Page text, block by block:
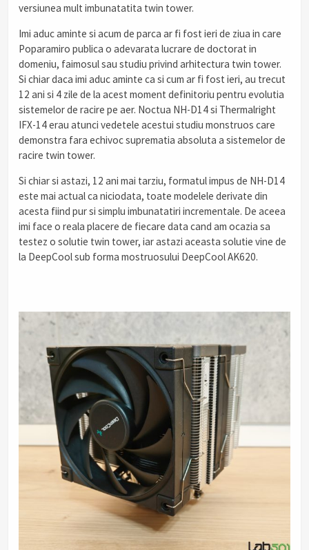
versiunea mult imbunatatita twin tower.
Imi aduc aminte si acum de parca ar fi fost ieri de ziua in care
Poparamiro publica o adevarata lucrare de doctorat in
domeniu, faimosul sau studiu privind arhitectura twin tower.
Si chiar daca imi aduc aminte ca si cum ar fi fost ieri, au trecut
12 ani si 4 zile de la acest moment definitoriu pentru evolutia
sistemelor de racire pe aer. Noctua NH-D14 si Thermalright
IFX-14 erau atunci vedetele acestui studiu monstruos care
demonstra fara echivoc suprematia absoluta a sistemelor de
racire twin tower.
Si chiar si astazi, 12 ani mai tarziu, formatul impus de NH-D14
este mai actual ca niciodata, toate modelele derivate din
acesta fiind pur si simplu imbunatatiri incrementale. De aceea
imi face o reala placere de fiecare data cand am ocazia sa
testez o solutie twin tower, iar astazi aceasta solutie vine de
la DeepCool sub forma mostruosului DeepCool AK620.